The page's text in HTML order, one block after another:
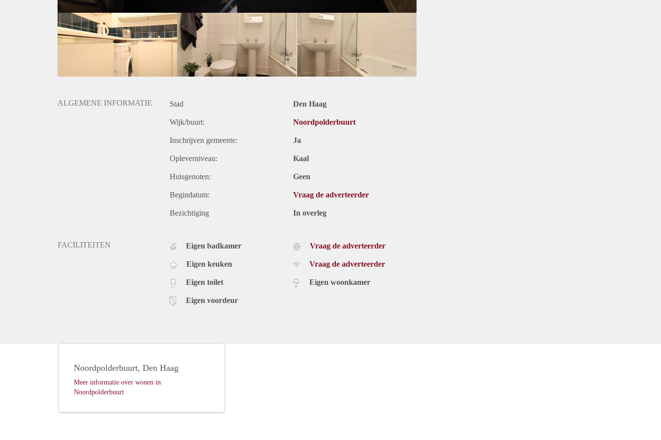
ALGEMENE INFORMATIE Stad Den Haag
Wijk/buurt: Noordpolderbuurt
Inschrijven gemeente: Ja
Opleverniveau: Kaal
Huisgenoten: Geen
Begindatum: Vraag de adverteerder
Bezichtiging In overleg
FACILITEITEN Eigen badkamer
Eigen keuken
Eigen toilet
Eigen voordeur
Vraag de adverteerder
Vraag de adverteerder
Eigen woonkamer
Noordpolderbuurt, Den Haag
Meer informatie over wonen in
Noordpolderbuurt